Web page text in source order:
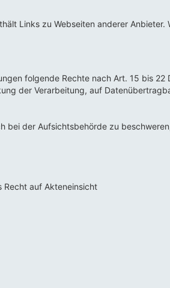
Links zu Webseiten anderer
folgende Rechte nach Art. 15 bis 22
der Verarbeitung, auf
bei der Aufsichtsbehörde zu
auf Akteneinsicht